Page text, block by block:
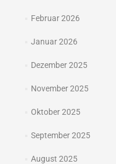
Februar 2026
Januar 2026
Dezember 2025
November 2025
Oktober 2025
September 2025
August 2025